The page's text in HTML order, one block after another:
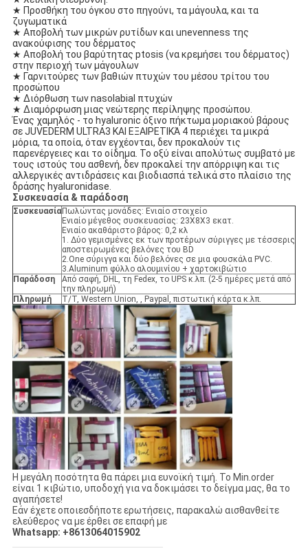
★ Προσθήκη του όγκου στο πηγούνι, τα μάγουλα, και τα
ζυγωματικά
★ Αποβολή των μικρών ρυτίδων και unevenness της
ανακούφισης του δέρματος
★ Αποβολή του βαρύτητας ptosis (να κρεμήσει του δέρματος)
στην περιοχή των μάγουλων
★ Γαρνιτούρες των βαθιών πτυχών του μέσου τρίτου του
προσώπου
★ Διόρθωση των nasolabial πτυχών
★ Διαμόρφωση μιας νεώτερης περίληψης προσώπου.
Ένας χαμηλός - το hyaluronic όξινο πήκτωμα μοριακού βάρους
σε JUVEDERM ULTRA3 ΚΑΙ ΕΞΑΙΡΕΤΙΚΆ 4 περιέχει τα μικρά
μόρια, τα οποία, όταν εγχέονται, δεν προκαλούν τις
παρενέργειες και το οίδημα. Το οξύ είναι απολύτως συμβατό με
τους ιστούς του ασθενή, δεν προκαλεί την απόρριψη και τις
αλλεργικές αντιδράσεις και βιοδιασπά τελικά στο πλαίσιο της
δράσης hyaluronidase.
Συσκευασία & παράδοση
Συσκευασία Πωλώντας μονάδες: Ενιαίο στοιχείο
Ενιαίο μέγεθος συσκευασίας: 23X8X3 εκατ.
Ενιαίο ακαθάριστο βάρος: 0,2 κλ
1. Δύο γεμισμένες εκ των προτέρων σύριγγες με τέσσερις
αποστειρωμένες βελόνες του BD
2.One σύριγγα και δύο βελόνες σε μια φουσκάλα PVC.
3.Aluminum φύλλο αλουμινίου + χαρτοκιβώτιο
Παράδοση
Από σαφή, DHL, τη Fedex, το UPS κ.λπ. (2-5 ημέρες μετά από
την πληρωμή)
Πληρωμή
T/T, Western Union, , Paypal, πιστωτική κάρτα κ.λπ.
Η μεγάλη ποσότητα θα πάρει μια ευνοϊκή τιμή. Το Min.order
είναι 1 κιβώτιο, υποδοχή για να δοκιμάσει το δείγμα μας, θα το
αγαπήσετε!
Εάν έχετε οποιεσδήποτε ερωτήσεις, παρακαλώ αισθανθείτε
ελεύθερος να με έρθει σε επαφή με
Whatsapp: +8613064015902